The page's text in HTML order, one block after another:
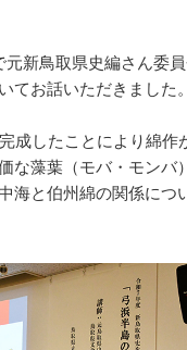
新鳥取県史編さん委
てお話いただきました
成したことにより綿作
な藻葉（モバ・モン
海と伯州綿の関係につ